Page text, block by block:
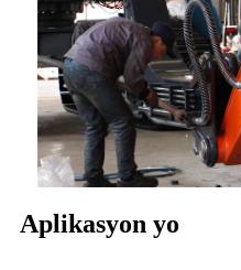
Aplikasyon yo